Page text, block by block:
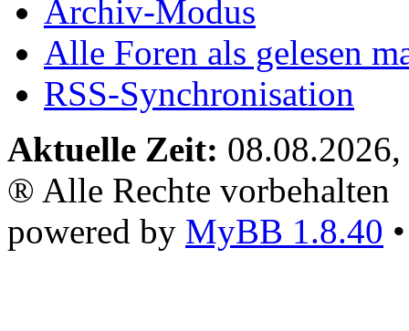
Archiv-Modus
Alle Foren als gelesen
RSS-Synchronisation
Aktuelle Zeit:
® Alle Rechte vorbehalten
powered by MyBB 1.8.40